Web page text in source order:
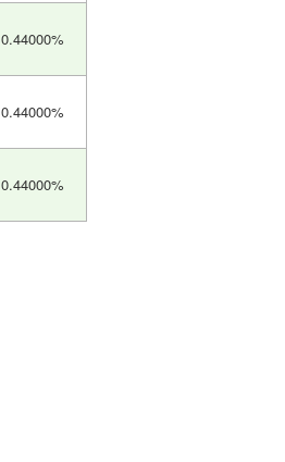
0.44000%
0.44000%
0.44000%